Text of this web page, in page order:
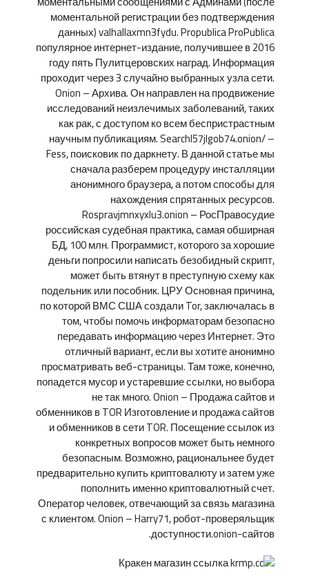
моментальной регистрации без подтверждения
данных) valhallaxmn3fydu. Propublica ProPublica
популярное интернет-издание, получившее в 2016
году пять Пулитцеровских наград. Информация
проходит через 3 случайно выбранных узла сети.
Onion – Архива. Он направлен на продвижение
исследований неизлечимых заболеваний, таких
как рак, с доступом ко всем беспристрастным
научным публикациям. Searchl57jlgob74.onion/ –
Fess, поисковик по даркнету. В данной статье мы
сначала разберем процедуру инсталляции
анонимного браузера, а потом способы для
нахождения спрятанных ресурсов.
Rospravjmnxyxlu3.onion – РосПравосудие
российская судебная практика, самая обширная
БД, 100 млн. Программист, которого за хорошие
деньги попросили написать безобидный скрипт,
может быть втянут в преступную схему как
подельник или пособник. ЦРУ Основная причина,
по которой ВМС США создали Tor, заключалась в
том, чтобы помочь информаторам безопасно
передавать информацию через Интернет. Это
отличный вариант, если вы хотите анонимно
просматривать веб-страницы. Там тоже, конечно,
попадется мусор и устаревшие ссылки, но выбора
не так много. Onion – Продажа сайтов и
обменников в TOR Изготовление и продажа сайтов
и обменников в сети TOR. Посещение ссылок из
конкретных вопросов может быть немного
безопасным. Возможно, рациональнее будет
предварительно купить криптовалюту и затем уже
пополнить именно криптовалютный счет.
Оператор человек, отвечающий за связь магазина
с клиентом. Onion – Harry71, робот-проверяльщик
доступности.onion-сайтов.